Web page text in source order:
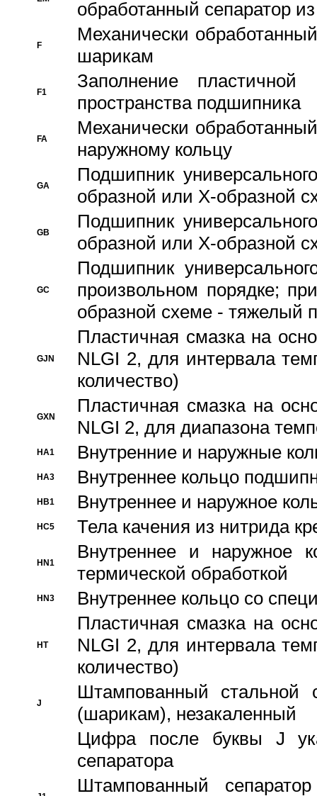
обработанный сепаратор
F
Механически
шарикам
F1
Заполнение
пространства подшипника
FA
Механически
наружному кольцу
GA
Подшипник
образной или Х-образной
GB
Подшипник
образной или Х-образной
GC
Подшипник
произвольном порядке;
образной схеме - тяжелый
GJN
Пластичная смазка на
NLGI 2, для интервала
количество)
GXN
Пластичная смазка на
NLGI 2, для диапазона
HA1 Внутренние и наружные
HA3 Bнутреннее кольцо
HB1 Bнутреннее и наружное
HC5 Тела качения из нитрида
HN1
Bнутреннее и наружное
термической обработкой
HN3 Внутреннее кольцо со
HT
Пластичная смазка на
NLGI 2, для интервала
количество)
J
Штампованный стальной
(шарикам), незакаленный
Цифра после буквы J
сепаратора
Штампованный